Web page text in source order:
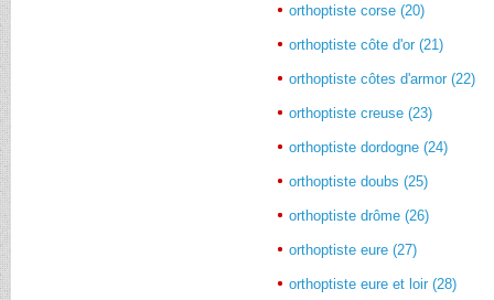
orthoptiste corse (20)
orthoptiste côte d'or (21)
orthoptiste côtes d'armor (22)
orthoptiste creuse (23)
orthoptiste dordogne (24)
orthoptiste doubs (25)
orthoptiste drôme (26)
orthoptiste eure (27)
orthoptiste eure et loir (28)